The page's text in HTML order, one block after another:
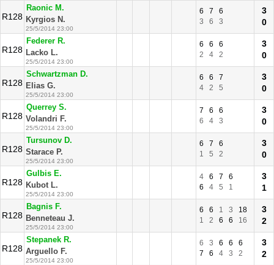
R128
Raonic M.
Kyrgios N.
25/5/2014 23:00
6 7
6
3
6 3
3
0
R128
Federer R.
Lacko L.
25/5/2014 23:00
6 6
6
2
4 2
3
0
R128
Schwartzman D.
Elias G.
25/5/2014 23:00
6 6
7
4
2 5
3
0
R128
Querrey S.
Volandri F.
25/5/2014 23:00
7 6
6
6
4 3
3
0
R128
Tursunov D.
Starace P.
25/5/2014 23:00
6 7
6
1
5 2
3
0
R128
Gulbis E.
Kubot L.
25/5/2014 23:00
4 6 7
6
6
4 5 1
3
1
R128
Bagnis F.
Benneteau J.
25/5/2014 23:00
6 6 1 3
18
1
2 6 6 16
3
2
R128
Stepanek R.
Arguello F.
25/5/2014 23:00
6 3 6 6
6
7
6 4 3 2
3
2